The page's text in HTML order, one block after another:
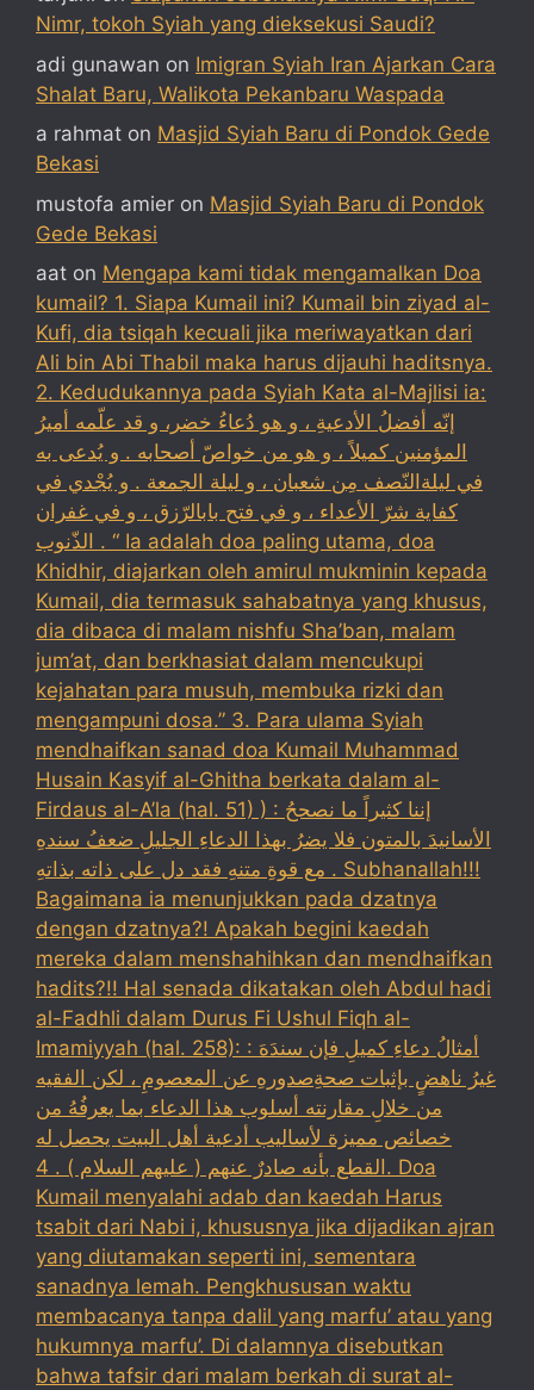
Nimr, tokoh Syiah yang dieksekusi Saudi?
adi gunawan on Imigran Syiah Iran Ajarkan Cara
Shalat Baru, Walikota Pekanbaru Waspada
a rahmat on Masjid Syiah Baru di Pondok Gede
Bekasi
mustofa amier on Masjid Syiah Baru di Pondok
Gede Bekasi
aat on Mengapa kami tidak mengamalkan Doa
kumail? 1. Siapa Kumail ini? Kumail bin ziyad al-
Kufi, dia tsiqah kecuali jika meriwayatkan dari
Ali bin Abi Thabil maka harus dijauhi haditsnya.
2. Kedudukannya pada Syiah Kata al-Majlisi ia:
إنّه أفضلُ الأدعيةِ ، و هو دُعاءُ خضر، و قد علّمه أميرُ
المؤمنين كميلاً ، و هو من خواصّ أصحابه . و يُدعى به
في ليلةالنّصف مِن شعبان ، و ليلة الجمعة . و يُجْدي في
كفاية شرّ الأعداء ، و في فتح بابالرّزق ، و في غفران
الذّنوب . “ Ia adalah doa paling utama, doa
Khidhir, diajarkan oleh amirul mukminin kepada
Kumail, dia termasuk sahabatnya yang khusus,
dia dibaca di malam nishfu Sha’ban, malam
jum’at, dan berkhasiat dalam mencukupi
kejahatan para musuh, membuka rizki dan
mengampuni dosa.” 3. Para ulama Syiah
mendhaifkan sanad doa Kumail Muhammad
Husain Kasyif al-Ghitha berkata dalam al-
Firdaus al-A’la (hal. 51) ) : إننا كثيراً ما نصححُ
الأسانيدَ بالمتون فلا يضرُ بهذا الدعاءِ الجليلِ ضعفُ سندهِ
مع قوةِ متنهِ فقد دل على ذاته بذاتهِ . Subhanallah!!!
Bagaimana ia menunjukkan pada dzatnya
dengan dzatnya?! Apakah begini kaedah
mereka dalam menshahihkan dan mendhaifkan
hadits?!! Hal senada dikatakan oleh Abdul hadi
al-Fadhli dalam Durus Fi Ushul Fiqh al-
Imamiyyah (hal. 258): : أمثالُ دعاءِ كميلِ فإن سندَهَ
غيرُ ناهضٍ بإثبات صحةِصدورهِ عن المعصومِ ، لكن الفقيه
من خلالِ مقارنته أسلوب هذا الدعاء بما يعرفُهُ من
خصائص مميزة لأساليب أدعية أهل البيت يحصل له
القطع بأنه صادرٌ عنهم ( عليهم السلام ) . 4. Doa
Kumail menyalahi adab dan kaedah Harus
tsabit dari Nabi i, khususnya jika dijadikan ajran
yang diutamakan seperti ini, sementara
sanadnya lemah. Pengkhususan waktu
membacanya tanpa dalil yang marfu’ atau yang
hukumnya marfu’. Di dalamnya disebutkan
bahwa tafsir dari malam berkah di surat al-